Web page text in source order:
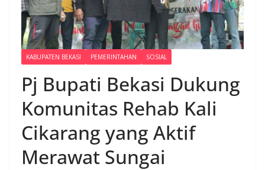
KABUPATEN BEKASI PEMERINTAHAN SOSIAL
Pj Bupati Bekasi Dukung
Komunitas Rehab Kali
Cikarang yang Aktif
Merawat Sungai